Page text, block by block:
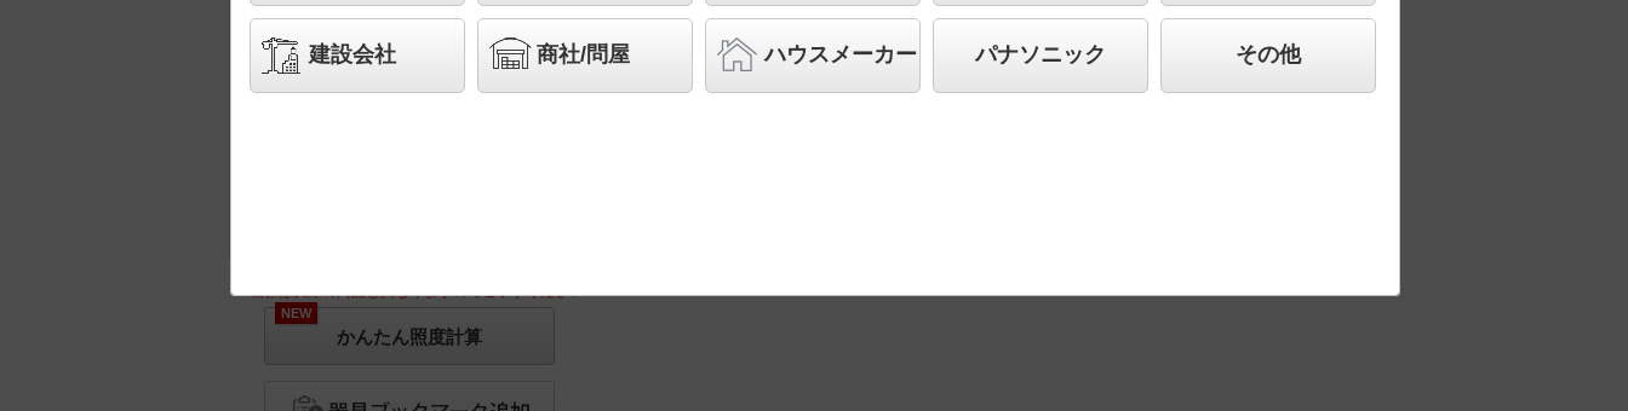
※画像は実際の商品と異なりますのでご了承ください
NEW
かんたん照度計算
◆希望小売価格 14,400 円（税抜）
LED内蔵、電源ユニット内蔵
建設会社 商社/問屋 ハウスメーカー パナソニック その他